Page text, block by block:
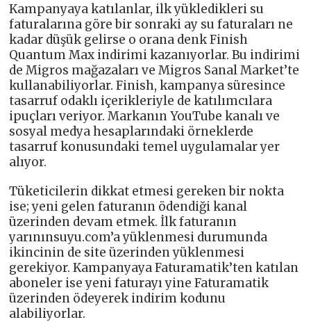
Kampanyaya katılanlar, ilk yükledikleri su
faturalarına göre bir sonraki ay su faturaları ne
kadar düşük gelirse o orana denk Finish
Quantum Max indirimi kazanıyorlar. Bu indirimi
de Migros mağazaları ve Migros Sanal Market’te
kullanabiliyorlar. Finish, kampanya süresince
tasarruf odaklı içerikleriyle de katılımcılara
ipuçları veriyor. Markanın YouTube kanalı ve
sosyal medya hesaplarındaki örneklerde
tasarruf konusundaki temel uygulamalar yer
alıyor.
Tüketicilerin dikkat etmesi gereken bir nokta
ise; yeni gelen faturanın ödendiği kanal
üzerinden devam etmek. İlk faturanın
yarınınsuyu.com’a yüklenmesi durumunda
ikincinin de site üzerinden yüklenmesi
gerekiyor. Kampanyaya Faturamatik’ten katılan
aboneler ise yeni faturayı yine Faturamatik
üzerinden ödeyerek indirim kodunu
alabiliyorlar.